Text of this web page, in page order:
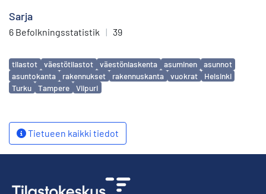
Sarja
6 Befolkningsstatistik | 39
Avainsanat
tilastot väestötilastot väestönlaskenta asuminen
asunnot
asuntokanta
rakennukset rakennuskanta vuokrat
Helsinki
Turku
Tampere Viipuri
Tietueen kaikki tiedot